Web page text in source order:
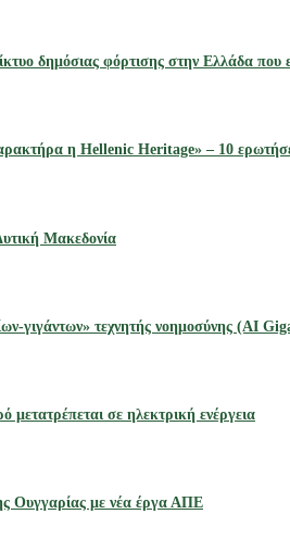
δημόσιας φόρτισης στην Ελλάδα που
η Hellenic Heritage» – 10
Μακεδονία
γιγάντων» τεχνητής νοημοσύνης (AI
σε ηλεκτρική ενέργεια
Ουγγαρίας με νέα έργα ΑΠΕ